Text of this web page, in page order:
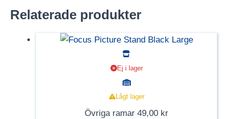
Relaterade produkter
Ej i lager
Lågt lager
Övriga ramar 49,00 kr